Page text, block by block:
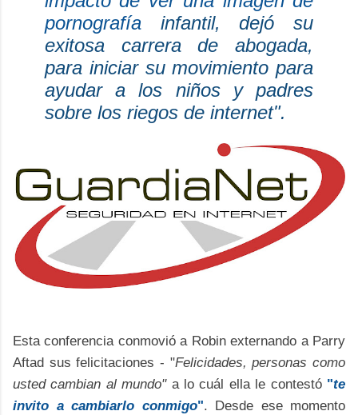
pornografía infantil, dejó su
exitosa carrera de abogada,
para iniciar su movimiento para
ayudar a los niños y padres
sobre los riegos de internet".
Esta conferencia conmovió a Robin externando a Parry
Aftad sus felicitaciones - "Felicidades, personas como
usted cambian al mundo"a lo cuál ella le contestó "te
invito a cambiarlo conmigo". Desde ese momento